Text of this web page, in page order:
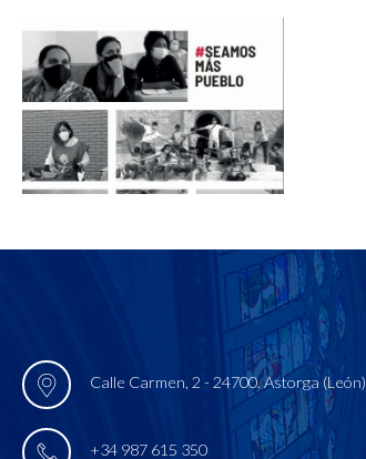
Calle Carmen, 2 - 24700. Astorga (León)
+34 987 615 350